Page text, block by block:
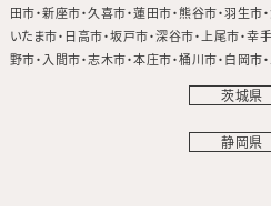
田市 新座市 久喜市 蓮田市 熊谷市 羽生市
いたま市 日高市 坂戸市 深谷市 上尾市 幸
野市 入間市 志木市 本庄市 桶川市 白岡市
茨城県
静岡県